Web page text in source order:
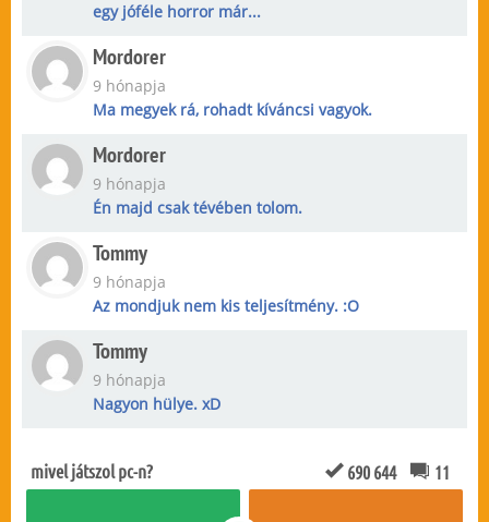
egy jóféle horror már...
Mordorer
9 hónapja
Ma megyek rá, rohadt kíváncsi vagyok.
Mordorer
9 hónapja
Én majd csak tévében tolom.
Tommy
9 hónapja
Az mondjuk nem kis teljesítmény. :O
Tommy
9 hónapja
Nagyon hülye. xD
mivel játszol pc-n? 690 644 11